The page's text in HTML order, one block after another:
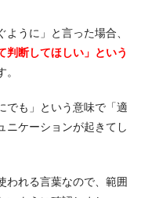
うに」と言った場合、
判断してほしい」という
でも」という意味で「適
ニケーションが起きてし
われる言葉なので、範囲